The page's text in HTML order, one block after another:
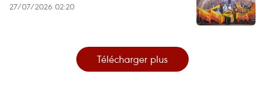
27/07/2026 02:20
Télécharger plus